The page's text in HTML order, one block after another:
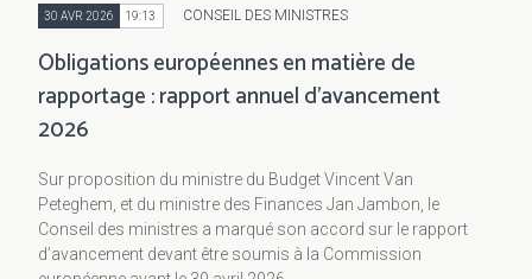
30 AVR 2026 19:13 CONSEIL DES MINISTRES
Obligations européennes en matière de
rapportage : rapport annuel d’avancement
2026
Sur proposition du ministre du Budget Vincent Van
Peteghem, et du ministre des Finances Jan Jambon, le
Conseil des ministres a marqué son accord sur le rapport
d’avancement devant être soumis à la Commission